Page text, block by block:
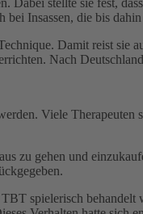
Insassen, die bis
Damit reist sie
Nach
Viele
zu gehen und
spielerisch